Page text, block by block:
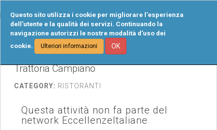
Questo sito utilizza i cookie per migliorare l'esperienza
dell'utente e la qualità dei servizi. Continuando la
navigazione autorizzi le nostre modalità d'uso dei
cookie.
Ulteriori informazioni OK
Trattoria Campiano
CATEGORY: RISTORANTI
Questa attività non fa parte del
network EccellenzeItaliane